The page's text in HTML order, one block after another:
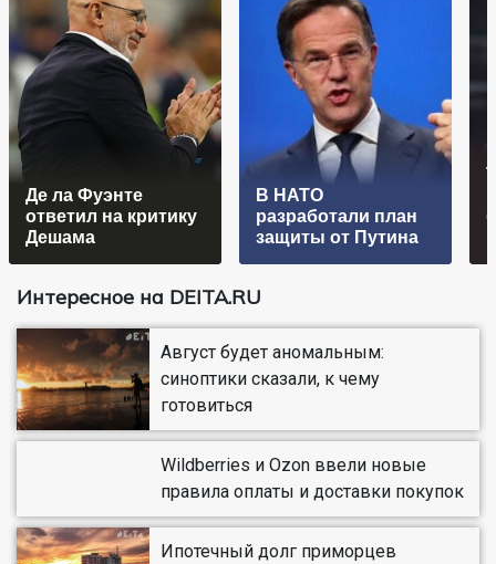
Де ла Фуэнте
ответил на критику
Дешама
В НАТО
разработали план
защиты от Путина
Интересное на DEITA.RU
Август будет аномальным:
синоптики сказали, к чему
готовиться
Wildberries и Ozon ввели новые
правила оплаты и доставки покупок
Ипотечный долг приморцев